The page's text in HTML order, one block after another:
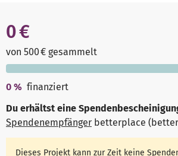
0 €
von 500 € gesammelt
0 % finanziert
Du erhältst eine
Spendenempfänger betterplace
Dieses Projekt kann zur Zeit keine